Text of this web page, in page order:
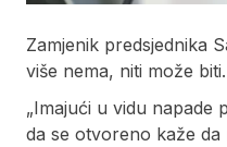
Zamjenik predsjednika
više nema, niti može biti.
„Imajući u vidu napade
da se otvoreno kaže da